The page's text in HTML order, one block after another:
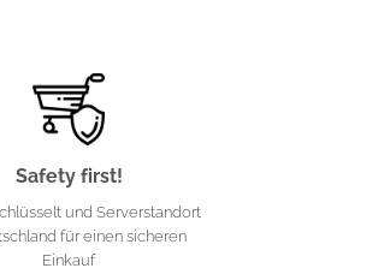
Safety first!
und Serverstandort
für einen sicheren
Einkauf